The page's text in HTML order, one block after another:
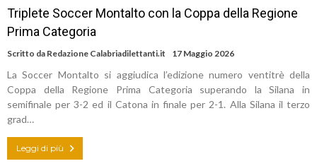
Triplete Soccer Montalto con la Coppa della Regione
Prima Categoria
Scritto da Redazione Calabriadilettanti.it 17 Maggio 2026
La Soccer Montalto si aggiudica l’edizione numero ventitrè della
Coppa della Regione Prima Categoria superando la Silana in
semifinale per 3-2 ed il Catona in finale per 2-1. Alla Silana il terzo
grad…
Leggi di più